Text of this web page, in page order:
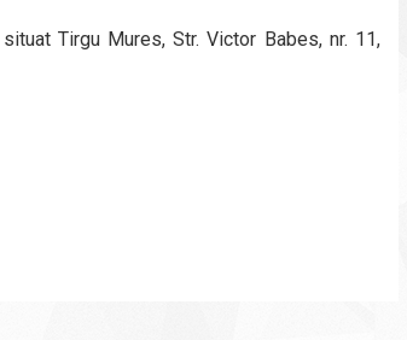
Tirgu Mures, Str. Victor Babes, nr. 11,